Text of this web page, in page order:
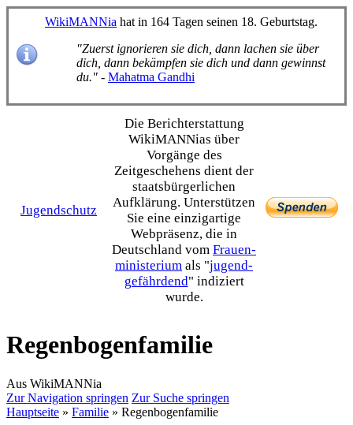
WikiMANNia hat in 164 Tagen seinen 18. Geburtstag.
"Zuerst ignorieren sie dich, dann lachen sie über
dich, dann bekämpfen sie dich und dann gewinnst
du." - Mahatma Gandhi
Jugendschutz
Die Bericht­erstattung
WikiMANNias über
Vorgänge des
Zeitgeschehens dient der
staats­bürgerlichen
Aufklärung. Unterstützen
Sie eine einzig­artige
Webpräsenz, die in
Deutschland vom Frauen­
ministerium als "jugend­
gefährdend" indiziert
wurde.
Regenbogenfamilie
Aus WikiMANNia
Zur Navigation springen Zur Suche springen
Hauptseite » Familie » Regenbogenfamilie